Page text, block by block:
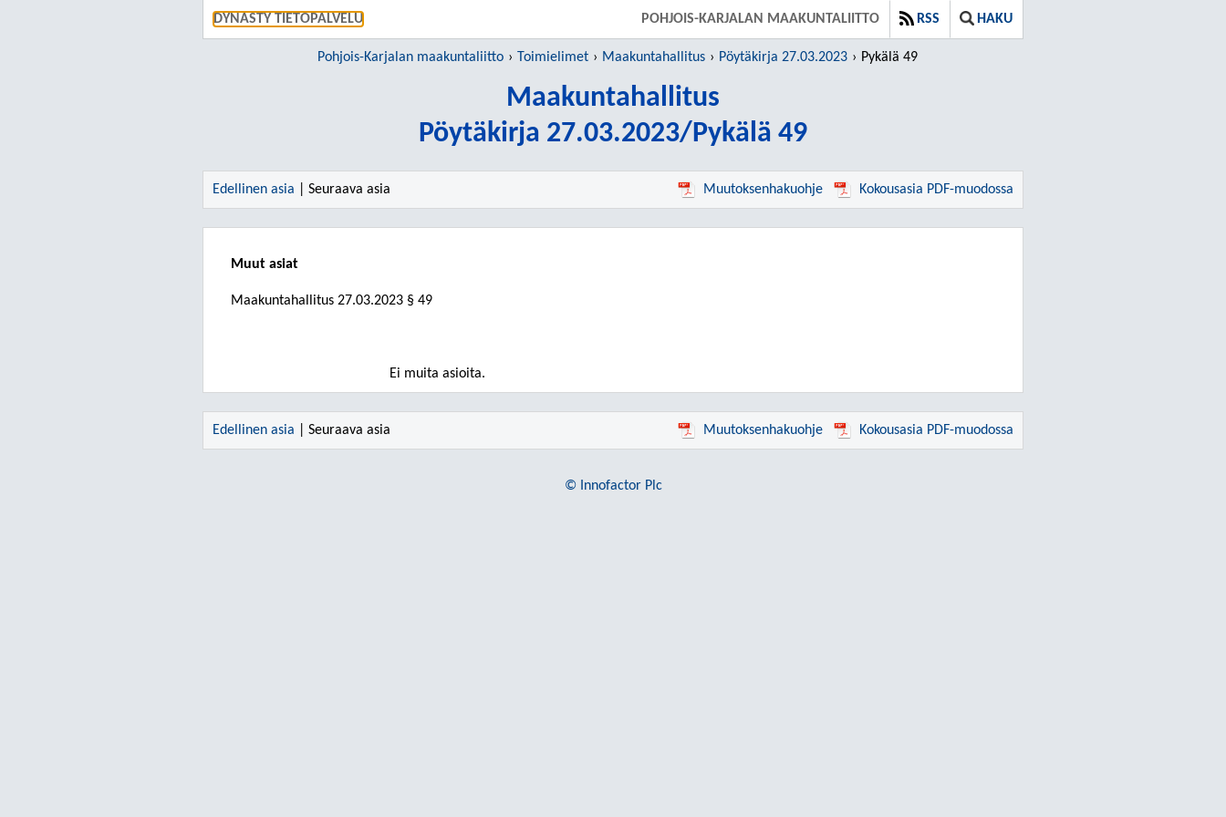
DYNASTY TIETOPALVELU SIIRRY SUORAAN PÄÄSISÄLTÖÖNPOHJOIS-KARJALAN MAAKUNTALIITTO RSS HAKU
Pohjois-Karjalan maakuntaliitto Toimielimet Maakuntahallitus Pöytäkirja 27.03.2023 Pykälä 49
Maakuntahallitus
Pöytäkirja 27.03.2023/Pykälä 49
Edellinen asia | Seuraava asia Muutoksenhakuohje Kokousasia PDF-muodossa
Muut asiat
Maakuntahallitus 27.03.2023 § 49
Ei muita asioita.
Edellinen asia | Seuraava asia Muutoksenhakuohje Kokousasia PDF-muodossa
© Innofactor Plc